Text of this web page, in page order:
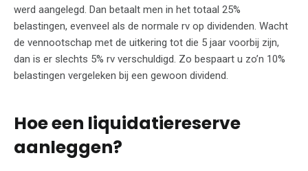
werd aangelegd. Dan betaalt men in het totaal 25%
belastingen, evenveel als de normale rv op dividenden. Wacht
de vennootschap met de uitkering tot die 5 jaar voorbij zijn,
dan is er slechts 5% rv verschuldigd. Zo bespaart u zo’n 10%
belastingen vergeleken bij een gewoon dividend.
Hoe een liquidatiereserve
aanleggen?